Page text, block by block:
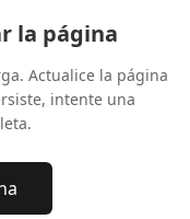
la página
Actualice la página
intente una